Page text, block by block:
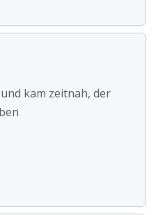
kam zeitnah, der